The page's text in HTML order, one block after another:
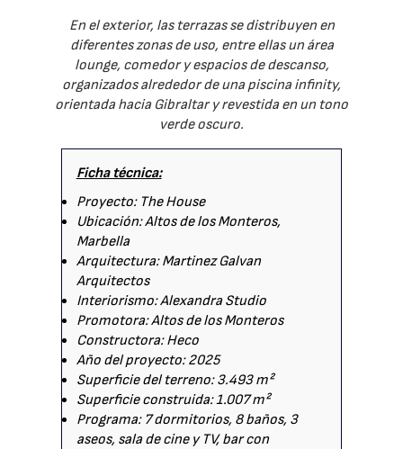
En el exterior, las terrazas se distribuyen en
diferentes zonas de uso, entre ellas un área
lounge, comedor y espacios de descanso,
organizados alrededor de una piscina infinity,
orientada hacia Gibraltar y revestida en un tono
verde oscuro.
Ficha técnica:
Proyecto: The House
Ubicación: Altos de los Monteros,
Marbella
Arquitectura: Martinez Galvan
Arquitectos
Interiorismo: Alexandra Studio
Promotora: Altos de los Monteros
Constructora: Heco
Año del proyecto: 2025
Superficie del terreno: 3.493 m²
Superficie construida: 1.007 m²
Programa: 7 dormitorios, 8 baños, 3
aseos, sala de cine y TV, bar con